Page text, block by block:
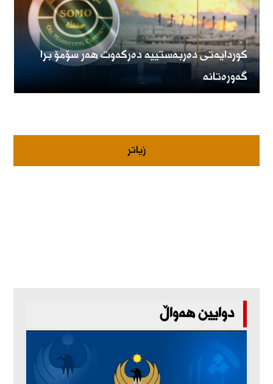
کوردایەتی دەربەستییە دەرکەوت هەر سۆمۆ برا
گەورەتانە
زیاتر
دوایین هەواڵ